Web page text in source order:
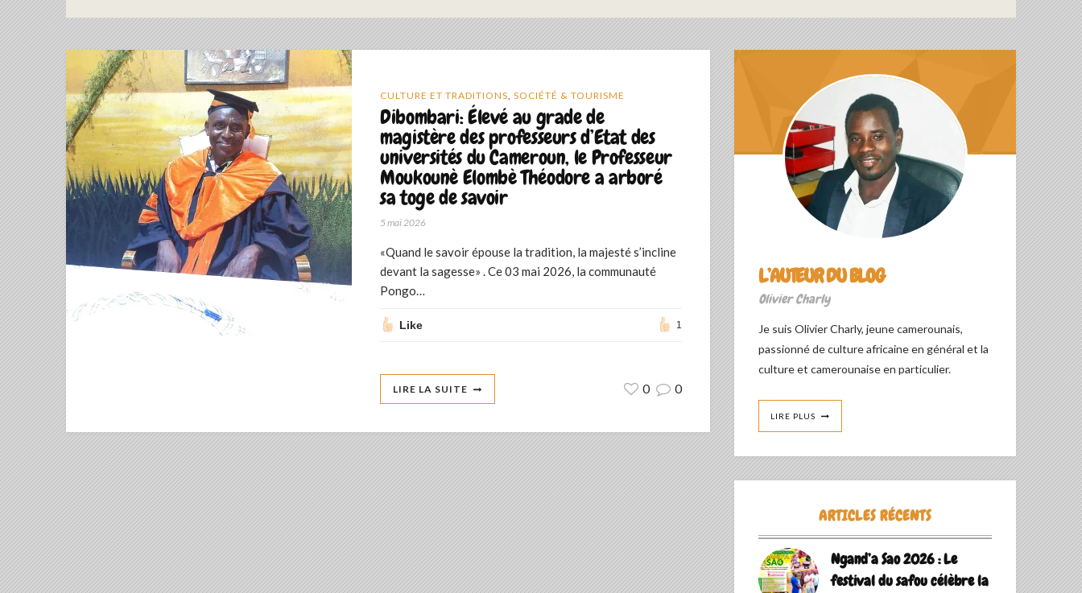
CULTURE ET TRADITIONS, SOCIÉTÉ & TOURISME
Dibombari: Élevé au grade de
magistère des professeurs d’Etat des
universités du Cameroun, le Professeur
Moukounè Elombè Théodore a arboré
sa toge de savoir ‎
5 mai 2026
‎«Quand le savoir épouse la tradition, la majesté s’incline
devant la sagesse» . Ce 03 mai 2026, la communauté
Pongo…
Like 1
LIRE LA SUITE 0 0
L’AUTEUR DU BLOG
Olivier Charly
Je suis Olivier Charly, jeune camerounais,
passionné de culture africaine en général et la
culture et camerounaise en particulier.
LIRE PLUS
ARTICLES RÉCENTS
Ngand’a Sao 2026 : Le
festival du safou célèbre la